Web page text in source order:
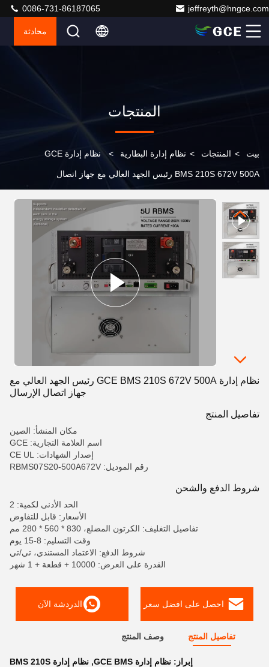
jeffreyth@hngce.com
0086-731-86187065
محادثة
المنتجات
بيت > المنتجات > نظام إدارة البطارية > نظام إدارة GCE
BMS 210S 672V 500A رئيس الجهد العالي مع جهاز اتصال
نظام إدارة GCE BMS 210S 672V 500A رئيس الجهد العالي مع
جهاز اتصال الإرسال
تفاصيل المنتج
مكان المنشأ: الصين
اسم العلامة التجارية: GCE
إصدار الشهادات: CE UL
رقم الموديل: RBMS07S20-500A672V
شروط الدفع والشحن
الحد الأدنى لكمية: 2
الأسعار: قابل للتفاوض
تفاصيل التغليف: الكرتون المضلع، 830 * 560 * 280 مم
وقت التسليم: 8-15 يوم
شروط الدفع: الاعتماد المستندي، تي/تي
القدرة على العرض: 10000 + قطعة + 1 شهر
احصل على افضل سعر الدردشة الآن
تفاصيل المنتج وصف المنتج
إبراز: نظام إدارة GCE BMS , نظام إدارة BMS 210S